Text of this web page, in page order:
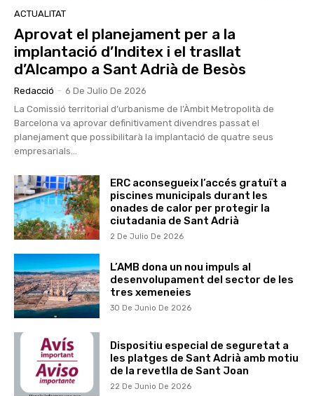
ACTUALITAT
Aprovat el planejament per a la
implantació d’Inditex i el trasllat
d’Alcampo a Sant Adrià de Besòs
Redacció - 6 De Julio De 2026
La Comissió territorial d’urbanisme de l’Àmbit Metropolità de
Barcelona va aprovar definitivament divendres passat el
planejament que possibilitarà la implantació de quatre seus
empresarials...
ERC aconsegueix l’accés gratuït a
piscines municipals durant les
onades de calor per protegir la
ciutadania de Sant Adrià
2 De Julio De 2026
L’AMB dona un nou impuls al
desenvolupament del sector de les
tres xemeneies
30 De Junio De 2026
Dispositiu especial de seguretat a
les platges de Sant Adrià amb motiu
de la revetlla de Sant Joan
22 De Junio De 2026